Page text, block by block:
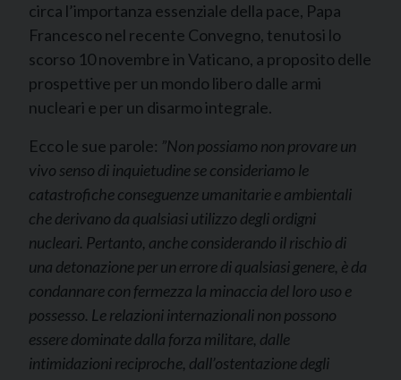
circa l’importanza essenziale della pace, Papa
Francesco nel recente Convegno, tenutosi lo
scorso 10 novembre in Vaticano, a proposito delle
prospettive per un mondo libero dalle armi
nucleari e per un disarmo integrale.
Ecco le sue parole: ”Non possiamo non provare un
vivo senso di inquietudine se consideriamo le
catastrofiche conseguenze umanitarie e ambientali
che derivano da qualsiasi utilizzo degli ordigni
nucleari. Pertanto, anche considerando il rischio di
una detonazione per un errore di qualsiasi genere, è da
condannare con fermezza la minaccia del loro uso e
possesso. Le relazioni internazionali non possono
essere dominate dalla forza militare, dalle
intimidazioni reciproche, dall’ostentazione degli